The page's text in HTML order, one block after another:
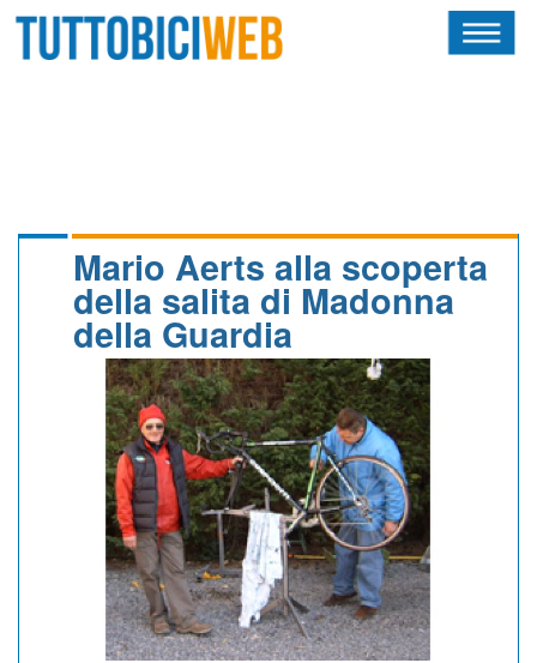
CALENDARIO
ALBI D'ORO
NEWSLETTER
Mario Aerts alla scoperta
della salita di Madonna
della Guardia